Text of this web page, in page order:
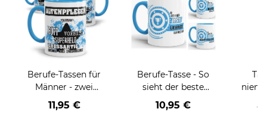
Berufe-Tassen für
Männer - zwei
Farbvarianten
11,95 €
Berufe-Tasse - So
sieht der beste
BERUF aus -
verschiedene Berufe
10,95 €